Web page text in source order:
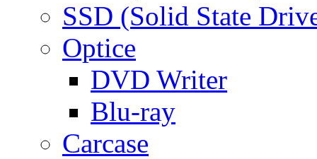
SSD (Solid State
Optice
DVD Writer
Blu-ray
Carcase